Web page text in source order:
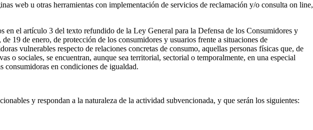
web u otras herramientas con implementación de servicios de reclamación y/o consulta on line,
el artículo 3 del texto refundido de la Ley General para la Defensa de los Consumidores y
19 de enero, de protección de los consumidores y usuarios frente a situaciones de
vulnerables respecto de relaciones concretas de consumo, aquellas personas físicas que, de
o sociales, se encuentran, aunque sea territorial, sectorial o temporalmente, en una especial
consumidoras en condiciones de igualdad.
y respondan a la naturaleza de la actividad subvencionada, y que serán los siguientes: